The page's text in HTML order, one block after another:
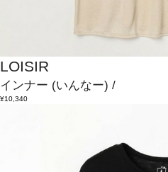
LOISIR
インナー (いんなー) /
¥10,340